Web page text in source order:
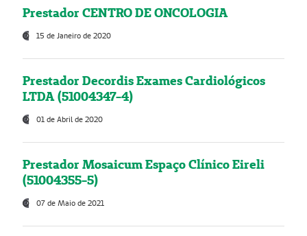
Prestador CENTRO DE ONCOLOGIA
15 de Janeiro de 2020
Prestador Decordis Exames Cardiológicos
LTDA (51004347-4)
01 de Abril de 2020
Prestador Mosaicum Espaço Clínico Eireli
(51004355-5)
07 de Maio de 2021